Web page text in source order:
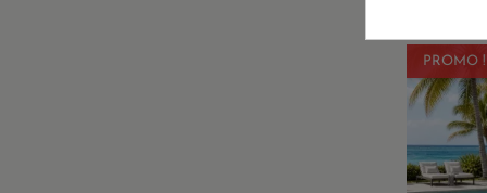
PROMO !